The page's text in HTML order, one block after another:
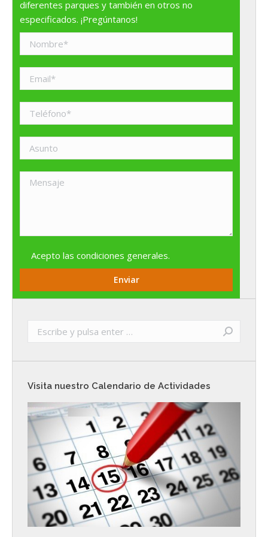
diferentes parques y también en otros no
especificados. ¡Pregúntanos!
Acepto las condiciones generales.
Buscar:
Visita nuestro Calendario de Actividades